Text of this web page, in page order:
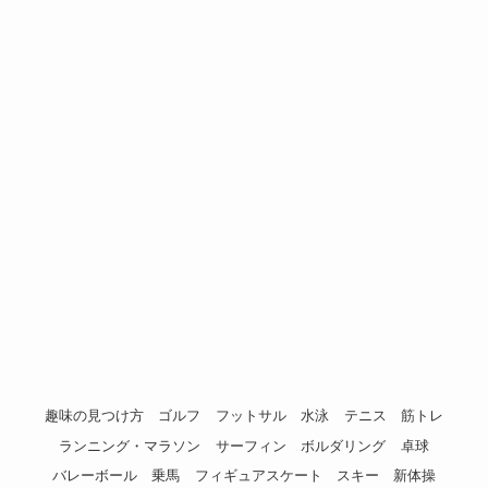
趣味の見つけ方 ゴルフ フットサル 水泳 テニス
筋トレ
ランニング・マラソン
サーフィン ボルダリング
卓球
バレーボール
乗馬 フィギュアスケート スキー 新体操